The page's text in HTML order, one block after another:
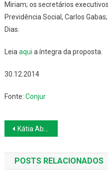
Miriam; os secretários­
Previdência Social, Carlos
Dias.
Leia aqui a íntegra da proposta.
30.12.2014
Fonte: Conjur
Navegação
de
Post
Kátia Abreu liderou cruzada ideológica ruralista
POSTS RELACIONADOS